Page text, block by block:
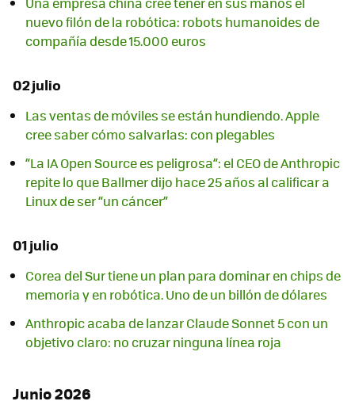
nuevo filón de la robótica: robots humanoides de
compañía desde 15.000 euros
02 julio
Las ventas de móviles se están hundiendo. Apple
cree saber cómo salvarlas: con plegables
“La IA Open Source es peligrosa”: el CEO de Anthropic
repite lo que Ballmer dijo hace 25 años al calificar a
Linux de ser “un cáncer”
01 julio
Corea del Sur tiene un plan para dominar en chips de
memoria y en robótica. Uno de un billón de dólares
Anthropic acaba de lanzar Claude Sonnet 5 con un
objetivo claro: no cruzar ninguna línea roja
Junio 2026